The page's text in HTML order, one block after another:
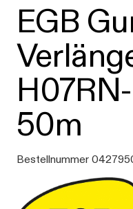
EGB
50m
Bestellnummer